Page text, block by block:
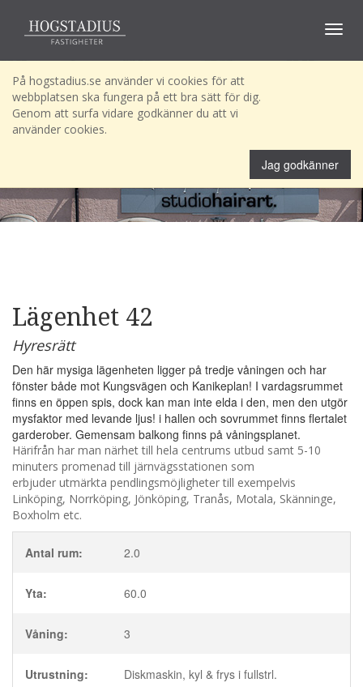
På hogstadius.se använder vi cookies för att
webbplatsen ska fungera på ett bra sätt för dig.
Genom att surfa vidare godkänner du att vi
använder cookies.
Jag godkänner
Toggle
Lägenhet 42
Hyresrätt
Den här mysiga lägenheten ligger på tredje våningen och har
fönster både mot Kungsvägen och Kanikeplan! I vardagsrummet
finns en öppen spis, dock kan man inte elda i den, men den utgör
mysfaktor med levande ljus! i hallen och sovrummet finns flertalet
garderober. Gemensam balkong finns på våningsplanet.
Härifrån har man närhet till hela centrums utbud samt 5-10
minuters promenad till järnvägsstationen som
erbjuder utmärkta pendlingsmöjligheter till exempelvis
Linköping, Norrköping, Jönköping, Tranås, Motala, Skänninge,
Boxholm etc.
Antal rum: 2.0
Yta: 60.0
Våning: 3
Utrustning: Diskmaskin, kyl & frys i fullstrl.